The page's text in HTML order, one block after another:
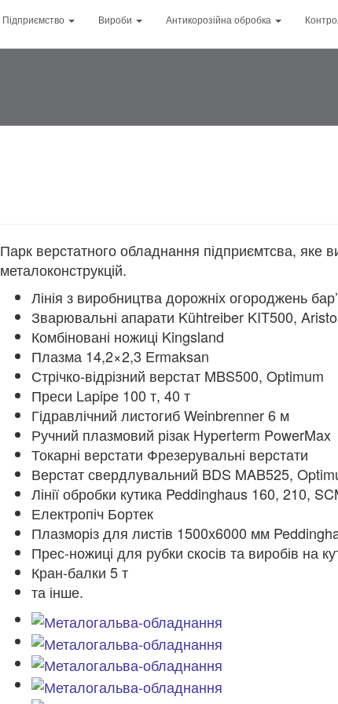
Підприємство Вироби Антикорозійна обробка
Парк верстатного обладнання підприємтсва, яке
металоконструкцій.
Лінія з виробництва дорожніх огороджень
Зварювальні апарати Kühtreiber KIT500,
Комбіновані ножиці Kingsland
Плазма 14,2×2,3 Ermaksan
Стрічко-відрізний верстат MBS500, Optimum
Преси Lapipe 100 т, 40 т
Гідравлічний листогиб Weinbrenner 6 м
Ручний плазмовий різак Hyperterm PowerMax
Токарні верстати Фрезерувальні верстати
Верстат свердлувальний BDS MAB525,
Лінії обробки кутика Peddinghaus 160, 210,
Електропіч Бортек
Плазморіз для листів 1500х6000 мм
Прес-ножиці для рубки скосів та виробів на
Кран-балки 5 т
та інше.